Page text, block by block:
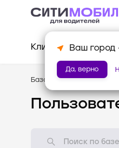
Ваш город
Да, верно
Клиентам
База знаний /